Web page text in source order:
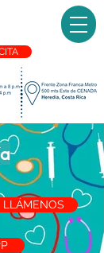
LLÁMENOS